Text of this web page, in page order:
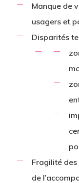
Manque de
usagers et
Disparités
Fragilité
de